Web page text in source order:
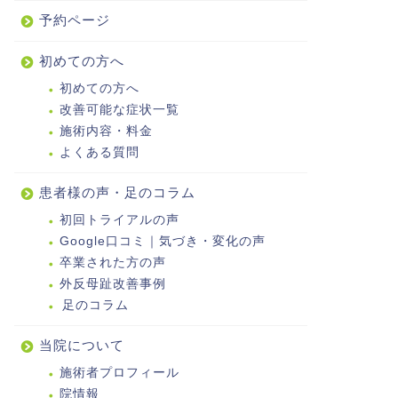
予約ページ
初めての方へ
初めての方へ
改善可能な症状一覧
施術内容・料金
よくある質問
患者様の声・足のコラム
初回トライアルの声
Google口コミ｜気づき・変化の声
卒業された方の声
外反母趾改善事例
足のコラム
当院について
施術者プロフィール
院情報